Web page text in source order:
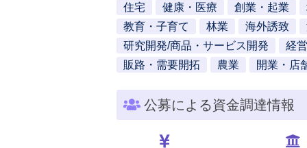
住宅
健康・医療 創業・起業
教育・子育て
林業 海外誘致
研究開発/商品・サービス開発
経
販路・需要開拓
農業 開業・店
公募による資金調達情報